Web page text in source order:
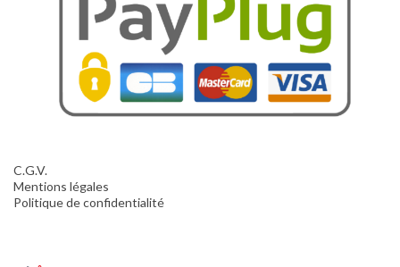
C.G.V.
Mentions légales
Politique de confidentialité